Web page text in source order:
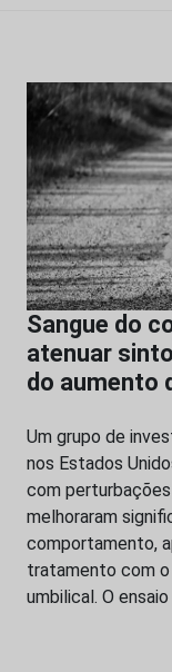
Sangue do
atenuar
do aumento
Um grupo de
nos Estados
com
melhoraram
comportamento,
tratamento com o
umbilical. O